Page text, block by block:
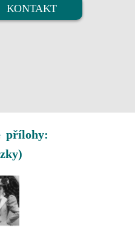
KONTAKT
přílohy: